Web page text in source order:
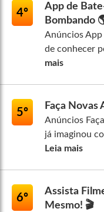
4º
App de
Bombando
Anúncios App
de conhecer
mais
5º
Faça Novas
Anúncios
já imaginou
Leia mais
6º
Assista
Mesmo! 🎬